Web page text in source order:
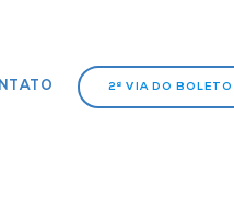
2ª VIA DO BOLETO